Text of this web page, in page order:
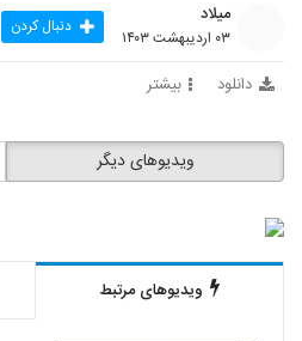
میلاد
۰۳ اردیبهشت ۱۴۰۳ دنبال کردن
دانلود بیشتر
ویدیوهای دیگر
ویدیوهای مرتبط